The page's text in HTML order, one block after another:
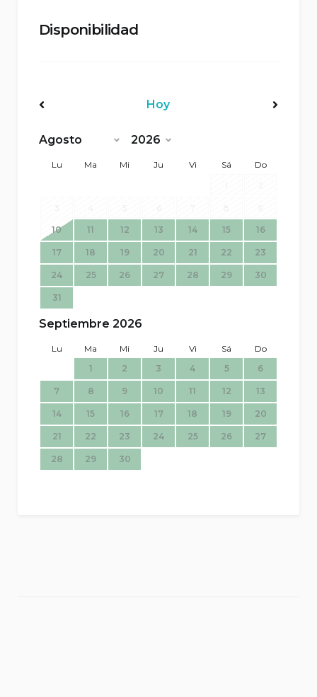
Disponibilidad
<Ant
Hoy
Lu Ma Mi Ju Vi Sá
Do
10 11 12 13 14 15 16
17 18 19 20 21 22 23
24 25 26 27 28 29 30
31
Septiembre 2026
Lu Ma Mi Ju Vi Sá
Do
1
2 3 4 5 6
7 8 9 10 11 12 13
14 15 16 17 18 19 20
21 22 23 24 25 26 27
28 29 30